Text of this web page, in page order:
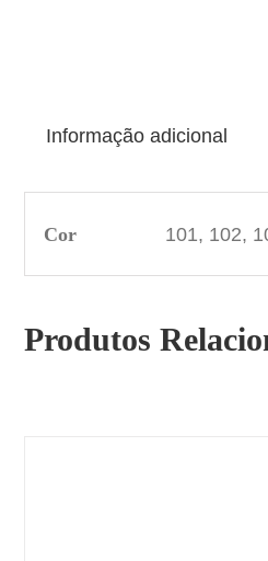
Informação adicional
Cor 101, 102,
Produtos